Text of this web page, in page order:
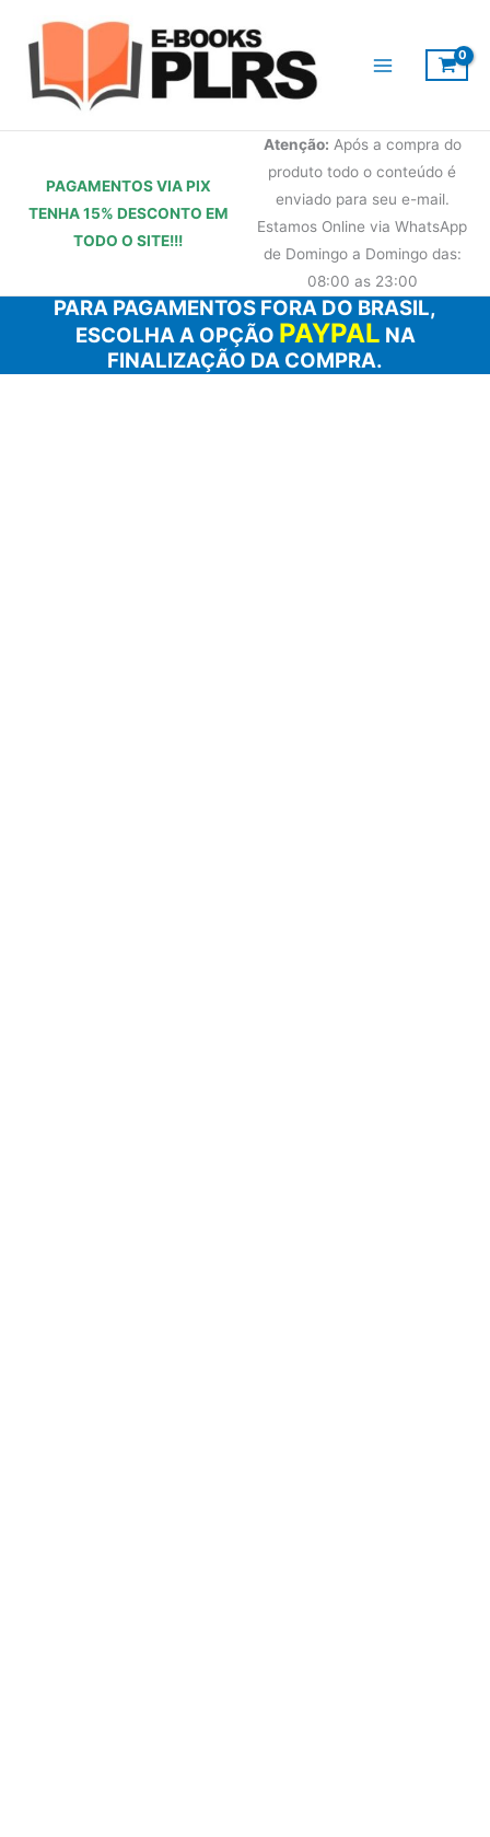
conteúdo
PAGAMENTOS VIA PIX
TENHA 15% DESCONTO EM
TODO O SITE!!!
Atenção: Após a compra do
produto todo o conteúdo é
enviado para seu e-mail.
Estamos Online via WhatsApp
de Domingo a Domingo das:
08:00 as 23:00
PARA PAGAMENTOS FORA DO BRASIL,
ESCOLHA A OPÇÃO PAYPAL NA
FINALIZAÇÃO DA COMPRA.